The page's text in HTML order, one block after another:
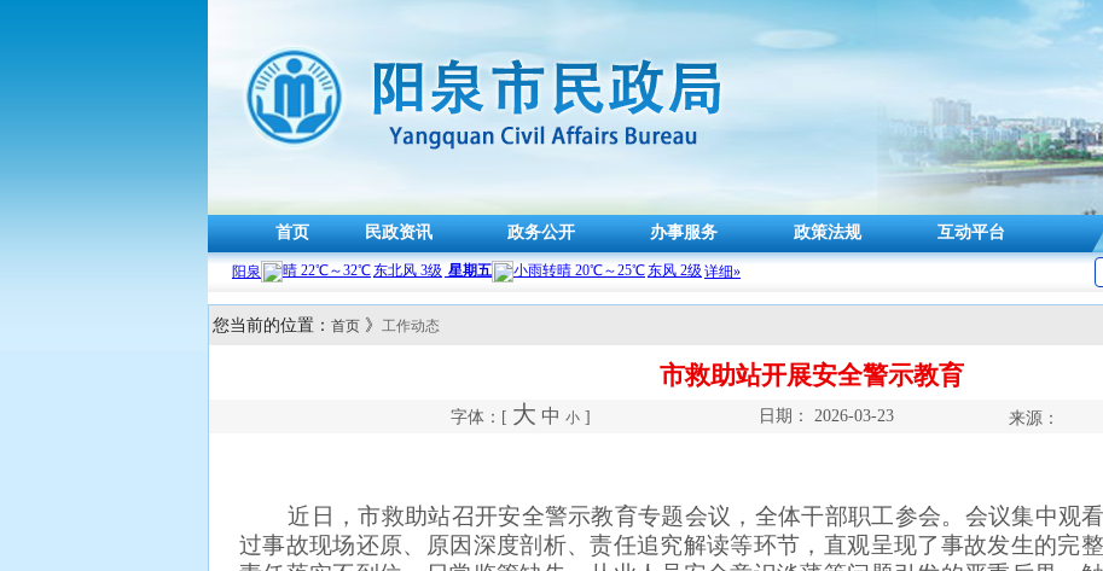
首页 民政资讯 政务公开 办事服务 政策法规 互动平台
您当前的位置： 首页 》 工作动态
市救助站开展安全警示教育
字体：[ 大 中 小 ] 日期： 2026-03-23 来源：
近日，市救助站召开安全警示教育专题会议，全体干部职工参会。会议集中观
过事故现场还原、原因深度剖析、责任追究解读等环节，直观呈现了事故发生的完